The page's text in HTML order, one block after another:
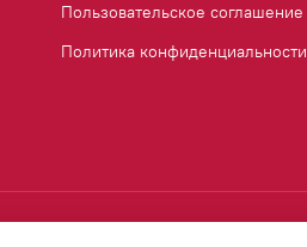
Пользовательское соглашение
Политика конфиденциальности